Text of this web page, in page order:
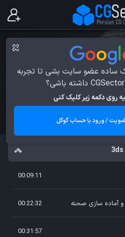
ساده عضو سایت بشی تا تجربه
روی دکمه زیر کلیک کنی
/ ورود با حساب گوگل
00:09:11
00:22:32
00:31:57